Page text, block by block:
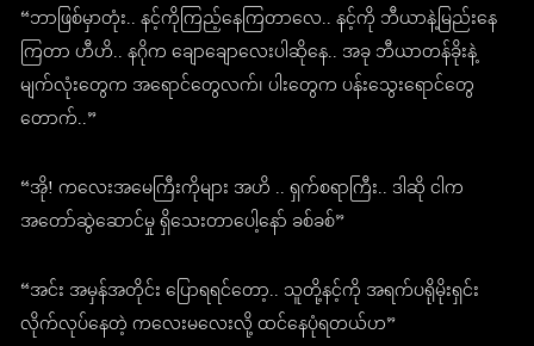
“ဘာဖြစ်မှာတုံး.. နင့်ကိုကြည့်နေကြတာလေ.. နင့်ကို ဘီယာနဲ့မြည်းနေ
ကြတာ ဟီဟိ.. နဂိုက ချောချောလေးပါဆိုနေ.. အခု ဘီယာတန်ခိုးနဲ့
မျက်လုံးတွေက အရောင်တွေလက်၊ ပါးတွေက ပန်းသွေးရောင်တွေ
တောက်..”
“အို! ကလေးအမေကြီးကိုများ အဟိ .. ရှက်စရာကြီး.. ဒါဆို ငါက
အတော်ဆွဲဆောင်မှု ရှိသေးတာပေါ့နော် ခစ်ခစ်”
“အင်း အမှန်အတိုင်း ပြောရရင်တော့.. သူတို့နင့်ကို အရက်ပရိုမိုးရှင်း
လိုက်လုပ်နေတဲ့ ကလေးမလေးလို့ ထင်နေပုံရတယ်ဟ”